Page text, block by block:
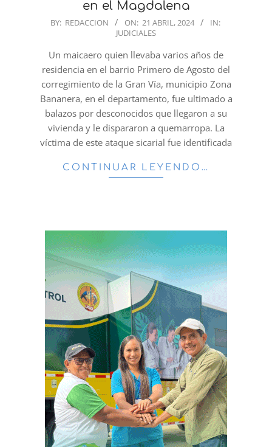
en el Magdalena
2024-
BY: REDACCION ON: 21 ABRIL, 2024
IN:
JUDICIALES
Un maicaero quien llevaba varios años de
residencia en el barrio Primero de Agosto del
corregimiento de la Gran Vía, municipio Zona
Bananera, en el departamento, fue ultimado a
balazos por desconocidos que llegaron a su
vivienda y le dispararon a quemarropa. La
víctima de este ataque sicarial fue identificada
CONTINUAR LEYENDO…